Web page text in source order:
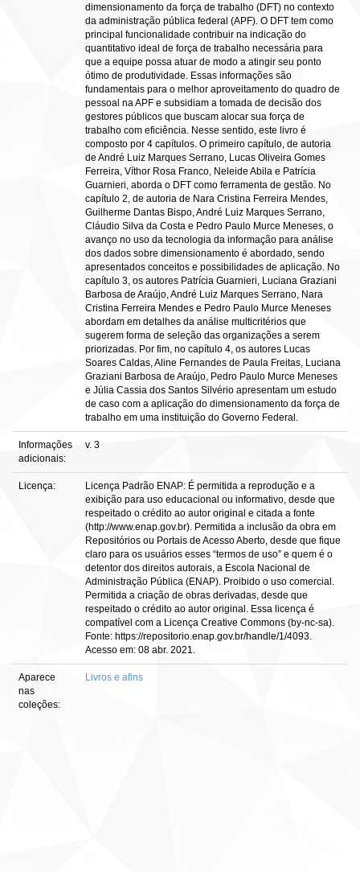
dimensionamento da força de trabalho (DFT) no contexto
da administração pública federal (APF). O DFT tem como
principal funcionalidade contribuir na indicação do
quantitativo ideal de força de trabalho necessária para
que a equipe possa atuar de modo a atingir seu ponto
ótimo de produtividade. Essas informações são
fundamentais para o melhor aproveitamento do quadro de
pessoal na APF e subsidiam a tomada de decisão dos
gestores públicos que buscam alocar sua força de
trabalho com eficiência. Nesse sentido, este livro é
composto por 4 capítulos. O primeiro capítulo, de autoria
de André Luiz Marques Serrano, Lucas Oliveira Gomes
Ferreira, Víthor Rosa Franco, Neleide Abila e Patrícia
Guarnieri, aborda o DFT como ferramenta de gestão. No
capítulo 2, de autoria de Nara Cristina Ferreira Mendes,
Guilherme Dantas Bispo, André Luiz Marques Serrano,
Cláudio Silva da Costa e Pedro Paulo Murce Meneses, o
avanço no uso da tecnologia da informação para análise
dos dados sobre dimensionamento é abordado, sendo
apresentados conceitos e possibilidades de aplicação. No
capítulo 3, os autores Patrícia Guarnieri, Luciana Graziani
Barbosa de Araújo, André Luiz Marques Serrano, Nara
Cristina Ferreira Mendes e Pedro Paulo Murce Meneses
abordam em detalhes da análise multicritérios que
sugerem forma de seleção das organizações a serem
priorizadas. Por fim, no capítulo 4, os autores Lucas
Soares Caldas, Aline Fernandes de Paula Freitas, Luciana
Graziani Barbosa de Araújo, Pedro Paulo Murce Meneses
e Júlia Cassia dos Santos Silvério apresentam um estudo
de caso com a aplicação do dimensionamento da força de
trabalho em uma instituição do Governo Federal.
Informações
adicionais:
v. 3
Licença:
Licença Padrão ENAP: É permitida a reprodução e a
exibição para uso educacional ou informativo, desde que
respeitado o crédito ao autor original e citada a fonte
(http://www.enap.gov.br). Permitida a inclusão da obra em
Repositórios ou Portais de Acesso Aberto, desde que fique
claro para os usuários esses “termos de uso” e quem é o
detentor dos direitos autorais, a Escola Nacional de
Administração Pública (ENAP). Proibido o uso comercial.
Permitida a criação de obras derivadas, desde que
respeitado o crédito ao autor original. Essa licença é
compatível com a Licença Creative Commons (by-nc-sa).
Fonte: https://repositorio.enap.gov.br/handle/1/4093.
Acesso em: 08 abr. 2021.
Aparece
nas
coleções:
Livros e afins